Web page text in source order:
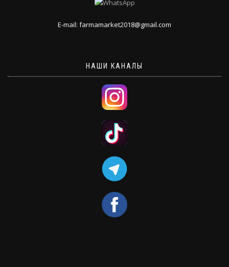
E-mail: farmamarket2018@gmail.com
НАШИ КАНАЛЫ